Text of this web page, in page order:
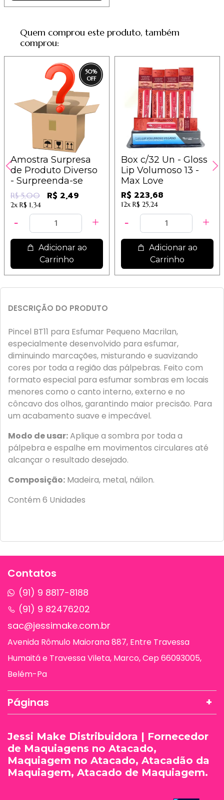
Quem comprou este produto, também
comprou:
50%
Amostra Surpresa
de Produto Diverso
- Surpreenda-se
R$ 5,00 R$ 2,49
2x R$ 1,34
Adicionar ao
Carrinho
Box c/32 Un - Gloss
Lip Volumoso 13 -
Max Love
R$ 223,68
12x R$ 25,24
Adicionar ao
Carrinho
DESCRIÇÃO DO PRODUTO
Pincel BT11 para Esfumar Pequeno Macrilan,
especialmente desenvolvido para esfumar,
diminuindo marcações, misturando e suavizando
cores por toda a região das pálpebras. Feito com
formato especial para esfumar sombras em locais
menores como o canto interno, externo e no
côncavo dos olhos, garantindo maior precisão. Para
um acabamento suave e impecável.
Modo de usar:Aplique a sombra por toda a
pálpebra e espalhe em movimentos circulares até
alcançar o resultado desejado.
Composição: Madeira, metal, náilon.
Contém 6 Unidades
Contatos
(91) 9 8817-8188
(91) 9 82476202
sac@jessimake.com.br
Avenida Rômulo Maiorana 887, Entre Travessa
Humaitá e Travessa Vileta, Marco, Cep 66093005,
Belém-Pa
Páginas
Jessi Make Distribuidora | Fornecedor
de Maquiagens no Atacado,
Maquiagem no Atacado, Atacadão da
Maquiagem, Atacado de Maquiagem.